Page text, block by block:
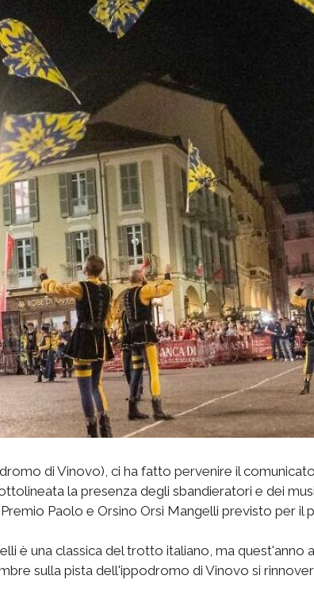
di Vinovo), ci ha fatto pervenire il
la presenza degli sbandieratori e dei
Paolo e Orsino Orsi Mangelli previsto per il
è una classica del trotto italiano, ma quest'anno
sulla pista dell'ippodromo di Vinovo si